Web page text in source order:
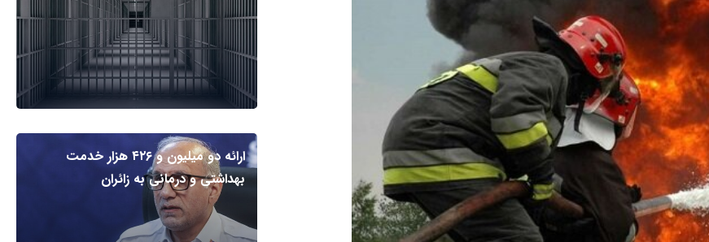
ارائه دو میلیون و ۴۲۶ هزار خدمت
بهداشتی و درمانی به زائران